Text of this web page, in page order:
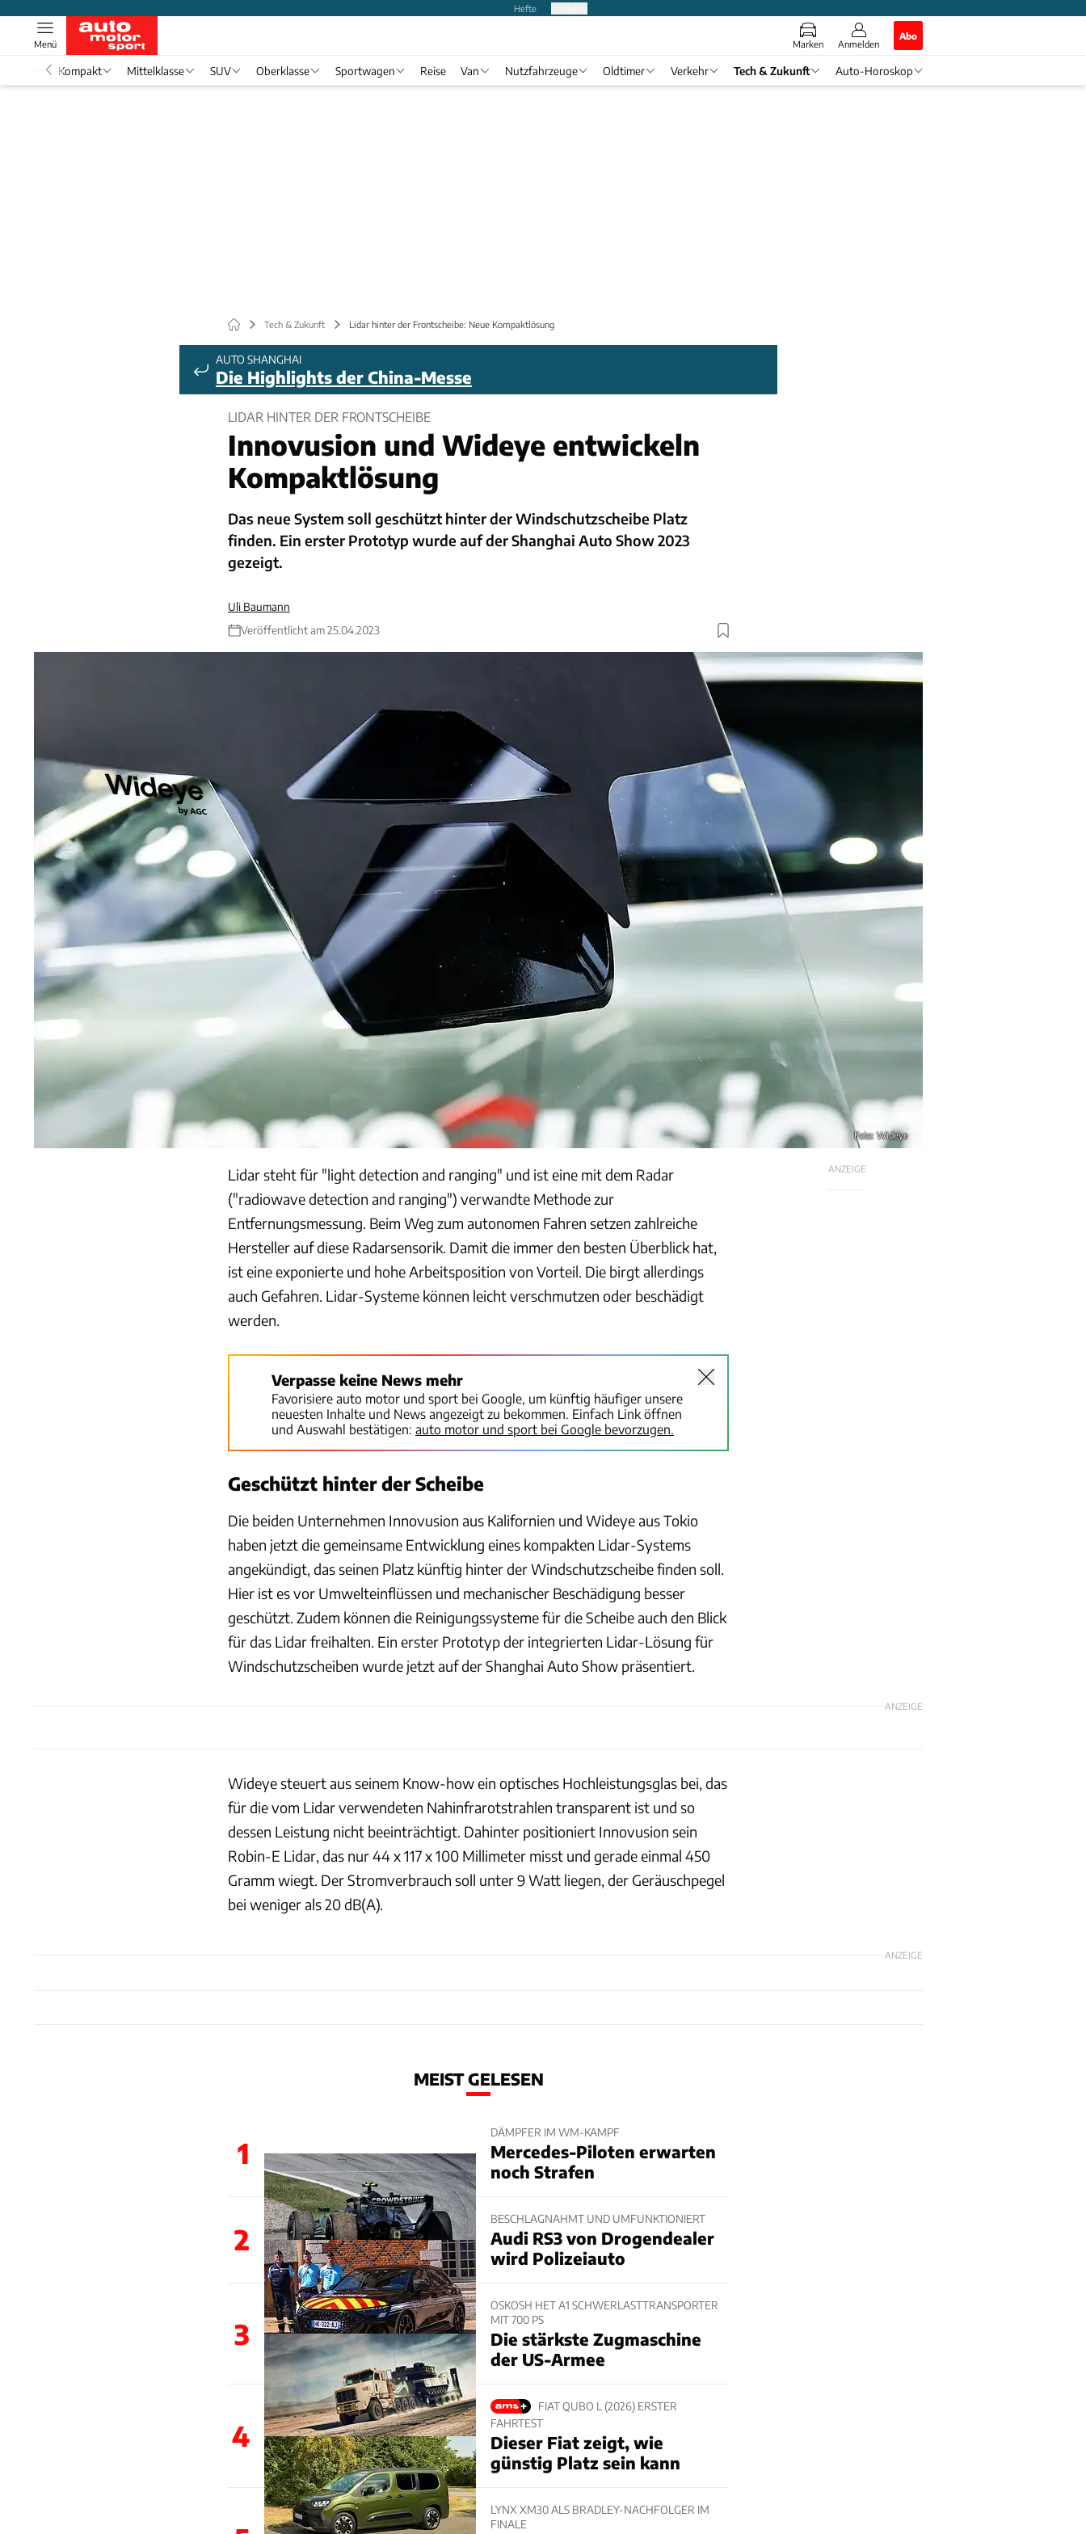
Hefte
Marken Anmelden
Abo
Menü
Kompakt Mittelklasse SUV Oberklasse Sportwagen Reise Van Nutzfahrzeuge Oldtimer Verkehr Tech & Zukunft Auto-Horoskop
Tech & Zukunft Lidar hinter der Frontscheibe: Neue Kompaktlösung
AUTO SHANGHAI
Die Highlights der China-Messe
LIDAR HINTER DER FRONTSCHEIBE
Innovusion und Wideye entwickeln
Kompaktlösung
Das neue System soll geschützt hinter der Windschutzscheibe Platz
finden. Ein erster Prototyp wurde auf der Shanghai Auto Show 2023
gezeigt.
Uli Baumann
Veröffentlicht am 25.04.2023
Foto: Wideye
ANZEIGE
Lidar steht für "light detection and ranging" und ist eine mit dem Radar
("radiowave detection and ranging") verwandte Methode zur
Entfernungsmessung. Beim Weg zum autonomen Fahren setzen zahlreiche
Hersteller auf diese Radarsensorik. Damit die immer den besten Überblick hat,
ist eine exponierte und hohe Arbeitsposition von Vorteil. Die birgt allerdings
auch Gefahren. Lidar-Systeme können leicht verschmutzen oder beschädigt
werden.
Verpasse keine News mehr
Favorisiere auto motor und sport bei Google, um künftig häufiger unsere
neuesten Inhalte und News angezeigt zu bekommen. Einfach Link öffnen
und Auswahl bestätigen: auto motor und sport bei Google bevorzugen.
Geschützt hinter der Scheibe
Die beiden Unternehmen Innovusion aus Kalifornien und Wideye aus Tokio
haben jetzt die gemeinsame Entwicklung eines kompakten Lidar-Systems
angekündigt, das seinen Platz künftig hinter der Windschutzscheibe finden soll.
Hier ist es vor Umwelteinflüssen und mechanischer Beschädigung besser
geschützt. Zudem können die Reinigungssysteme für die Scheibe auch den Blick
für das Lidar freihalten. Ein erster Prototyp der integrierten Lidar-Lösung für
Windschutzscheiben wurde jetzt auf der Shanghai Auto Show präsentiert.
ANZEIGE
Wideye steuert aus seinem Know-how ein optisches Hochleistungsglas bei, das
für die vom Lidar verwendeten Nahinfrarotstrahlen transparent ist und so
dessen Leistung nicht beeinträchtigt. Dahinter positioniert Innovusion sein
Robin-E Lidar, das nur 44 x 117 x 100 Millimeter misst und gerade einmal 450
Gramm wiegt. Der Stromverbrauch soll unter 9 Watt liegen, der Geräuschpegel
bei weniger als 20 dB(A).
ANZEIGE
MEIST GELESEN
1
DÄMPFER IM WM-KAMPF
Mercedes-Piloten erwarten
noch Strafen
2
BESCHLAGNAHMT UND UMFUNKTIONIERT
Audi RS3 von Drogendealer
wird Polizeiauto
3
OSKOSH HET A1 SCHWERLASTTRANSPORTER
MIT 700 PS
Die stärkste Zugmaschine
der US-Armee
4
FIAT QUBO L (2026) ERSTER
FAHRTEST
Dieser Fiat zeigt, wie
günstig Platz sein kann
LYNX XM30 ALS BRADLEY-NACHFOLGER IM
FINALE